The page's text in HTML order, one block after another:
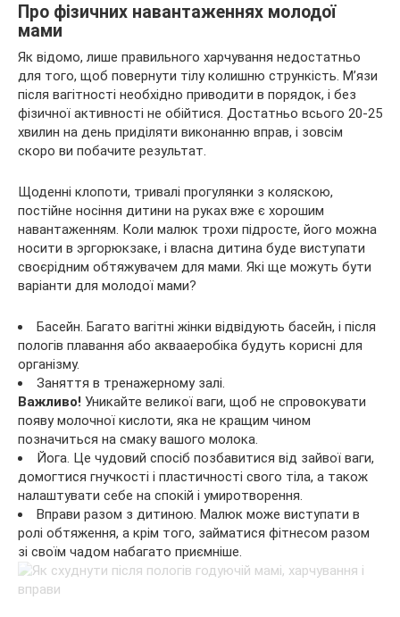
Про фізичних навантаженнях молодої
мами
Як відомо, лише правильного харчування недостатньо
для того, щоб повернути тілу колишню стрункість. М’язи
після вагітності необхідно приводити в порядок, і без
фізичної активності не обійтися. Достатньо всього 20-25
хвилин на день приділяти виконанню вправ, і зовсім
скоро ви побачите результат.
Щоденні клопоти, тривалі прогулянки з коляскою,
постійне носіння дитини на руках вже є хорошим
навантаженням. Коли малюк трохи підросте, його можна
носити в эргорюкзаке, і власна дитина буде виступати
своєрідним обтяжувачем для мами. Які ще можуть бути
варіанти для молодої мами?
Басейн. Багато вагітні жінки відвідують басейн, і після
пологів плавання або аквааеробіка будуть корисні для
організму.
Заняття в тренажерному залі.
Важливо! Уникайте великої ваги, щоб не спровокувати
появу молочної кислоти, яка не кращим чином
позначиться на смаку вашого молока.
Йога. Це чудовий спосіб позбавитися від зайвої ваги,
домогтися гнучкості і пластичності свого тіла, а також
налаштувати себе на спокій і умиротворення.
Вправи разом з дитиною. Малюк може виступати в
ролі обтяження, а крім того, займатися фітнесом разом
зі своїм чадом набагато приємніше.